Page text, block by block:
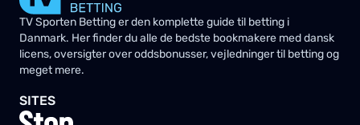
TV Sporten Betting er den komplette guide til betting i
Danmark. Her finder du alle de bedste bookmakere med dansk
licens, oversigter over oddsbonusser, vejledninger til betting og
meget mere.
SITES